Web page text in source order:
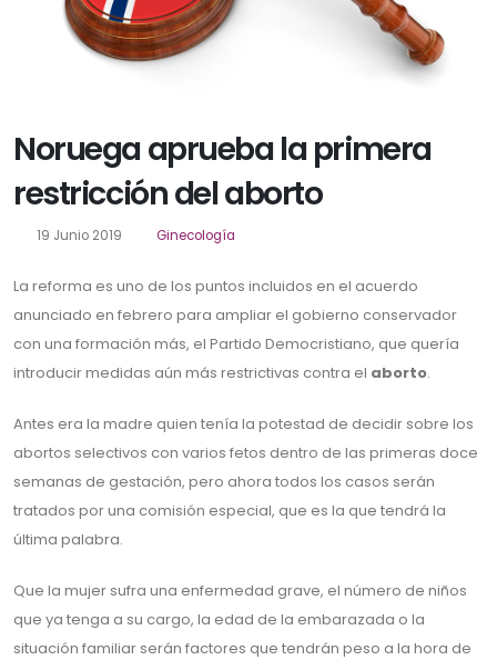
Noruega aprueba la primera
restricción del aborto
19 Junio 2019 Ginecología
La reforma es uno de los puntos incluidos en el acuerdo
anunciado en febrero para ampliar el gobierno conservador
con una formación más, el Partido Democristiano, que quería
introducir medidas aún más restrictivas contra el aborto.
Antes era la madre quien tenía la potestad de decidir sobre los
abortos selectivos con varios fetos dentro de las primeras doce
semanas de gestación, pero ahora todos los casos serán
tratados por una comisión especial, que es la que tendrá la
última palabra.
Que la mujer sufra una enfermedad grave, el número de niños
que ya tenga a su cargo, la edad de la embarazada o la
situación familiar serán factores que tendrán peso a la hora de